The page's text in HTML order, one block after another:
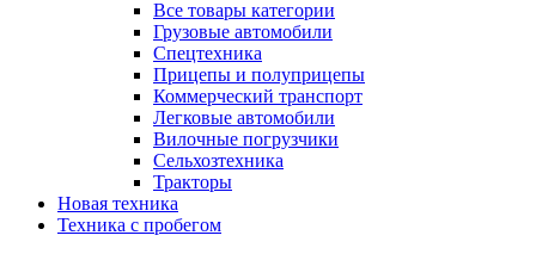
Все товары категории
Грузовые автомобили
Спецтехника
Прицепы и полуприцепы
Коммерческий транспорт
Легковые автомобили
Вилочные погрузчики
Сельхозтехника
Тракторы
Новая техника
Техника с пробегом